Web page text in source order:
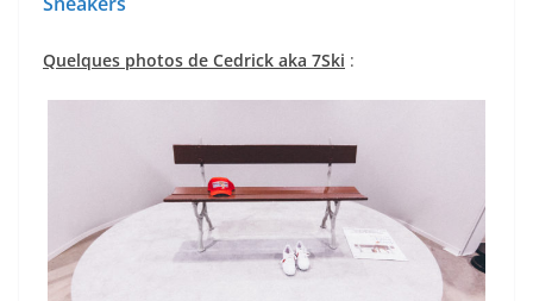
Quelques photos de Cedrick aka 7Ski :